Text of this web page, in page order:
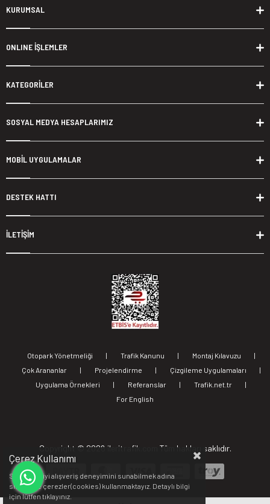
KURUMSAL
ONLINE İŞLEMLER
KATEGORİLER
SOSYAL MEDYA HESAPLARIMIZ
MOBİL UYGULAMALAR
DESTEK HATTI
İLETİŞİM
Otopark Yönetmeliği | Trafik Kanunu | Montaj Kılavuzu
|
Çok Arananlar
| Projelendirme | Çizgileme Uygulamaları
|
Uygulama Örnekleri
| Referanslar | Trafik.net.tr
|
For English
Copyright © 2026 ileritrafik.com Tüm hakları saklıdır.
Çerez Kullanımı
Sizlere en iyi alışveriş deneyimini sunabilmek adına
sitemizde çerezler(cookies) kullanmaktayız. Detaylı bilgi
için lütfen tıklayınız.